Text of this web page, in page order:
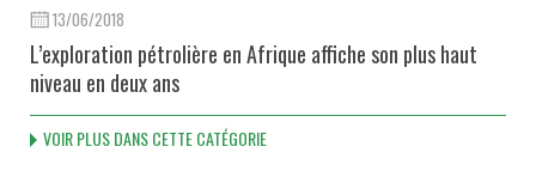
13/06/2018
L’exploration pétrolière en Afrique affiche son plus haut
niveau en deux ans
VOIR PLUS DANS CETTE CATÉGORIE